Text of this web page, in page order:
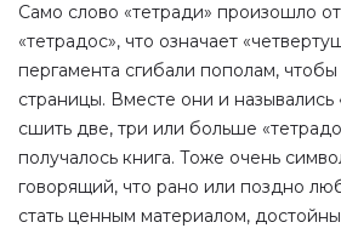
Само слово «тетради» произошло
«тетрадос», что означает
пергамента сгибали пополам,
страницы. Вместе они и назывались
сшить две, три или больше
получалось книга. Тоже очень
говорящий, что рано или поздно
стать ценным материалом,